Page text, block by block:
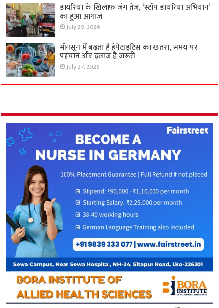
डायरिया के खिलाफ जंग तेज, ‘स्टॉप डायरिया अभियान’
का हुआ आगाज
July 29, 2026
मॉनसून में बढ़ता है हेपेटाइटिस का खतरा, समय पर
पहचान और इलाज है जरूरी
July 27, 2026